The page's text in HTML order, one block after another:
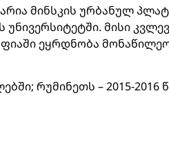
მინსკის ურბანულ
მისი
ეყრდნობა
რუმინეთს – 2015-